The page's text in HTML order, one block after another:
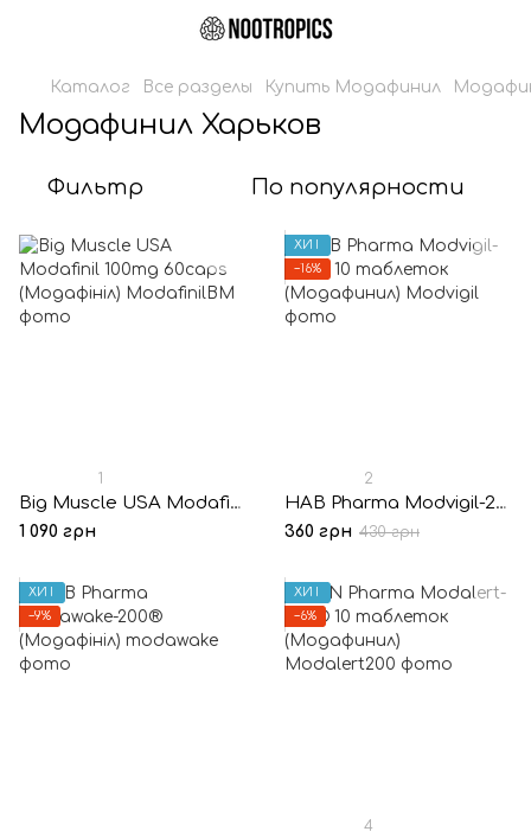
Каталог Все разделы Купить Модафинил
Модафинил Харьков
Фильтр По популярности
1
Big Muscle USA Modafinil 100mg 60caps (Модафініл)
1 090 грн
ХИТ
−16%
2
HAB Pharma Modvigil-200® 10 таблеток (Модафинил)
360 грн 430 грн
ХИТ
−9%
ХИТ
−6%
4